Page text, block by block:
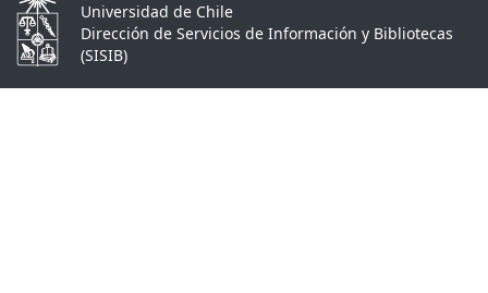
Universidad de Chile
Dirección de Servicios de Información y Bibliotecas
(SISIB)